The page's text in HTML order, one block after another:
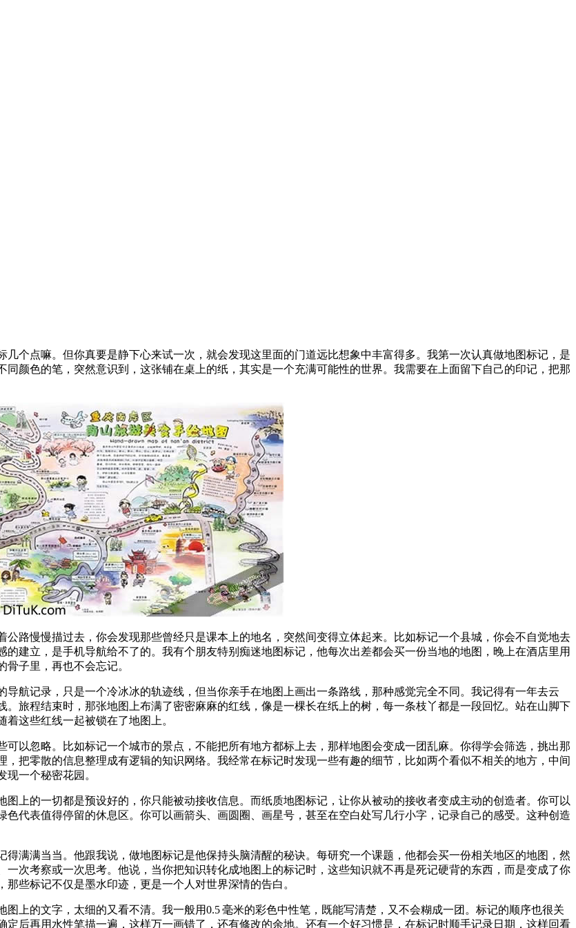
个点嘛。但你真要是静下心来试一次，就会发现这里面的门道远比想象中丰富得多。我第一次认真做地图标记，是
颜色的笔，突然意识到，这张铺在桌上的纸，其实是一个充满可能性的世界。我需要在上面留下自己的印记，把那
路慢慢描过去，你会发现那些曾经只是课本上的地名，突然间变得立体起来。比如标记一个县城，你会不自觉地去
建立，是手机导航给不了的。我有个朋友特别痴迷地图标记，他每次出差都会买一份当地的地图，晚上在酒店里用
子里，再也不会忘记。
航记录，只是一个冷冰冰的轨迹线，但当你亲手在地图上画出一条路线，那种感觉完全不同。我记得有一年去云
旅程结束时，那张地图上布满了密密麻麻的红线，像是一棵长在纸上的树，每一条枝丫都是一段回忆。站在山脚下
这些红线一起被锁在了地图上。
以忽略。比如标记一个城市的景点，不能把所有地方都标上去，那样地图会变成一团乱麻。你得学会筛选，挑出那
把零散的信息整理成有逻辑的知识网络。我经常在标记时发现一些有趣的细节，比如两个看似不相关的地方，中间
一个秘密花园。
上的一切都是预设好的，你只能被动接收信息。而纸质地图标记，让你从被动的接收者变成主动的创造者。你可以
代表值得停留的休息区。你可以画箭头、画圆圈、画星号，甚至在空白处写几行小字，记录自己的感受。这种创造
满满当当。他跟我说，做地图标记是他保持头脑清醒的秘诀。每研究一个课题，他都会买一份相关地区的地图，然
次考察或一次思考。他说，当你把知识转化成地图上的标记时，这些知识就不再是死记硬背的东西，而是变成了你
些标记不仅是墨水印迹，更是一个人对世界深情的告白。
上的文字，太细的又看不清。我一般用0.5 毫米的彩色中性笔，既能写清楚，又不会糊成一团。标记的顺序也很关
后再用水性笔描一遍，这样万一画错了，还有修改的余地。还有一个好习惯是，在标记时顺手记录日期，这样回看